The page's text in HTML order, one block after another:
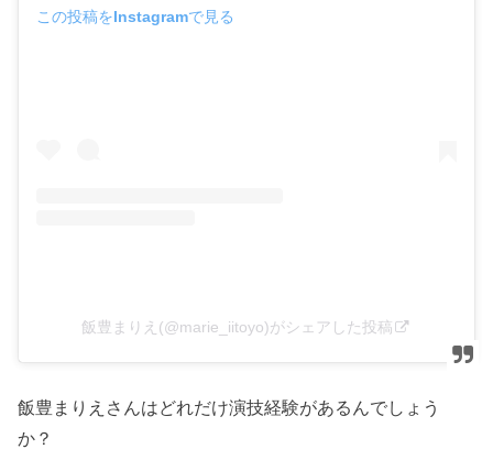
この投稿をInstagramで見る
飯豊まりえ(@marie_iitoyo)がシェアした投稿
飯豊まりえさんはどれだけ演技経験があるんでしょう
か？